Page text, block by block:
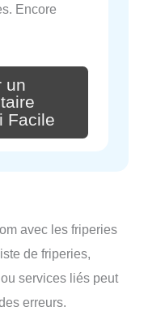
Encore
un
Facile
avec les friperies
de friperies,
services liés peut
erreurs.